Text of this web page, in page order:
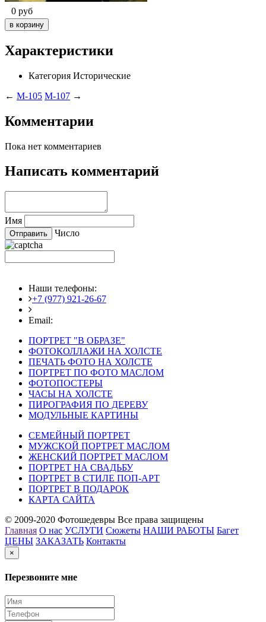
0 руб
Характеристики
Категория Исторические
← M-105 M-107 →
Комментарии
Пока нет комментариев
Написать комментарий
Имя
Число
Наши телефоны:
+7 (977) 921-26-67
Email:
ПОРТРЕТ "В ОБРАЗЕ"
ФОТОКОЛЛАЖИ НА ХОЛСТЕ
ПЕЧАТЬ ФОТО НА ХОЛСТЕ
ПОРТРЕТ ПО ФОТО МАСЛОМ
ФОТОПОСТЕРЫ
ЧАСЫ НА ХОЛСТЕ
ПИРОГРАФИЯ ПО ДЕРЕВУ
МОДУЛЬНЫЕ КАРТИНЫ
СЕМЕЙНЫЙ ПОРТРЕТ
МУЖСКОЙ ПОРТРЕТ МАСЛОМ
ЖЕНСКИЙ ПОРТРЕТ МАСЛОМ
ПОРТРЕТ НА СВАДЬБУ
ПОРТРЕТ В СТИЛЕ ПОП-АРТ
ПОРТРЕТ В ПОДАРОК
КАРТА САЙТА
© 2009-2020 Фотошедевры Все права защищены
Главная О нас УСЛУГИ Сюжеты НАШИ РАБОТЫ Багет
ЦЕНЫ ЗАКАЗАТЬ Контакты
×
Перезвоните мне